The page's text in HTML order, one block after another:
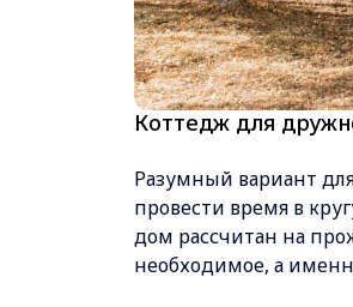
Коттедж для
Разумный вариант
провести время в
дом рассчитан на
необходимое, а